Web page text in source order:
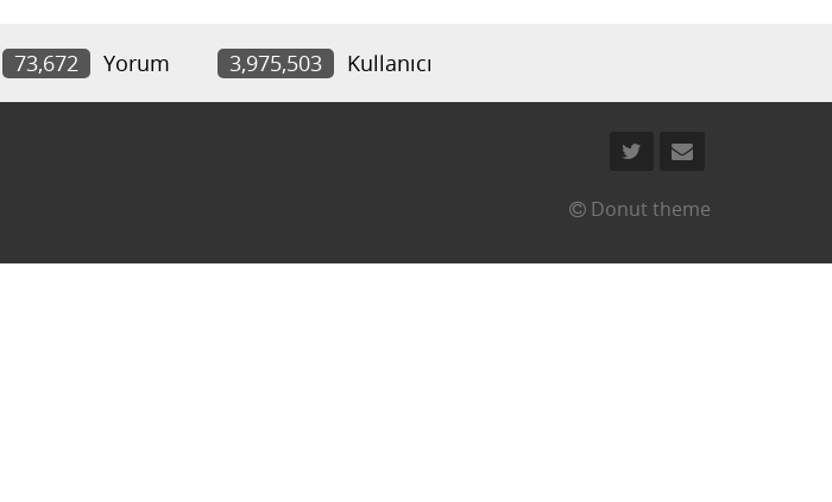
73,672 Yorum 3,975,503 Kullanıcı
Donut theme